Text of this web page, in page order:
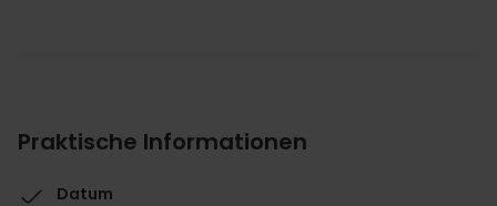
Praktische Informationen
Datum